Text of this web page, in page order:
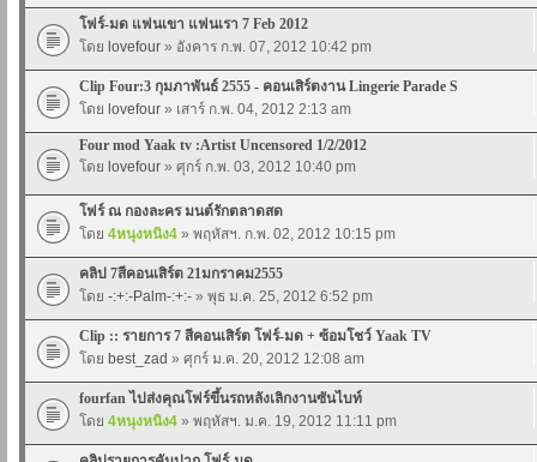
โฟร์-มด แฟนเขา แฟนเรา 7 Feb 2012
โดย lovefour » อังคาร ก.พ. 07, 2012 10:42 pm
Clip Four:3 กุมภาพันธ์ 2555 - คอนเสิร์ตงาน Lingerie Parade S
โดย lovefour » เสาร์ ก.พ. 04, 2012 2:13 am
Four mod Yaak tv :Artist Uncensored 1/2/2012
โดย lovefour » ศุกร์ ก.พ. 03, 2012 10:40 pm
โฟร์ ณ กองละคร มนต์รักตลาดสด
โดย 4หนุงหนิง4 » พฤหัสฯ. ก.พ. 02, 2012 10:15 pm
คลิป 7สีคอนเสิร์ต 21มกราคม2555
โดย -:+:-Palm-:+:- » พุธ ม.ค. 25, 2012 6:52 pm
Clip :: รายการ 7 สีคอนเสิร์ต โฟร์-มด + ซ้อมโชว์ Yaak TV
โดย best_zad » ศุกร์ ม.ค. 20, 2012 12:08 am
fourfan ไปส่งคุณโฟร์ขึ้นรถหลังเลิกงานซันไบท์
โดย 4หนุงหนิง4 » พฤหัสฯ. ม.ค. 19, 2012 11:11 pm